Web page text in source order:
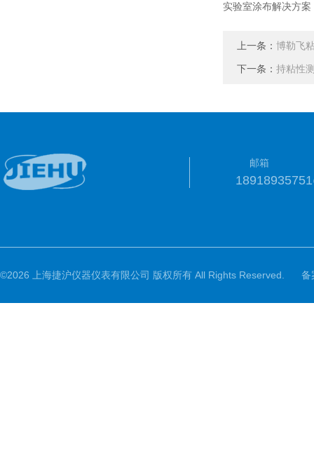
实验室涂布解决方
上一条： 博勒飞
下一条： 持粘性
邮箱
©2026 上海捷沪仪器仪表有限公司 版权所有 All Rights Reserved. 备